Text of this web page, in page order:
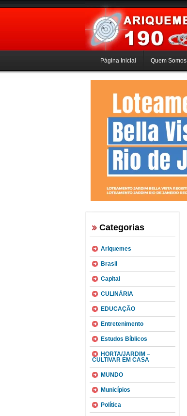
Página Inicial Quem Somos
Categorias
Ariquemes
Brasil
Capital
CULINÁRIA
EDUCAÇÃO
Entretenimento
Estudos Bíblicos
HORTA/JARDIM –
CULTIVAR EM CASA
MUNDO
Municípios
Política